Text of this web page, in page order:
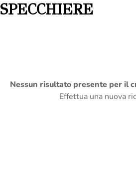
SPECCHIERE
Nessun risultato presente per il
Effettua una nuova